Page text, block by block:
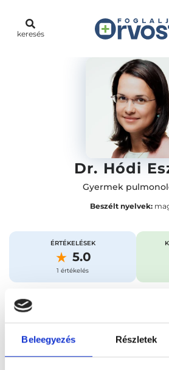
Beleegyezés Részletek
keresés
Dr. Hódi
Gyermek
Beszélt nyelvek:
ÉRTÉKELÉSEK
5.0
1 értékelés
Időpontfoglalás
Foglalj időpontot